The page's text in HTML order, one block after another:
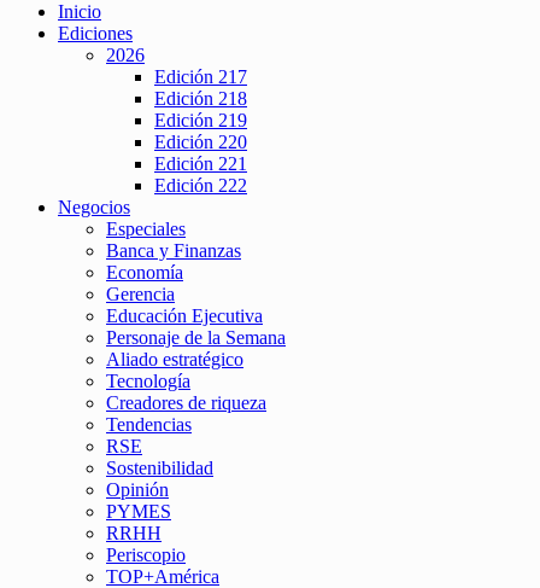
Inicio
Ediciones
2026
Edición 217
Edición 218
Edición 219
Edición 220
Edición 221
Edición 222
Negocios
Especiales
Banca y Finanzas
Economía
Gerencia
Educación Ejecutiva
Personaje de la Semana
Aliado estratégico
Tecnología
Creadores de riqueza
Tendencias
RSE
Sostenibilidad
Opinión
PYMES
RRHH
Periscopio
TOP+América